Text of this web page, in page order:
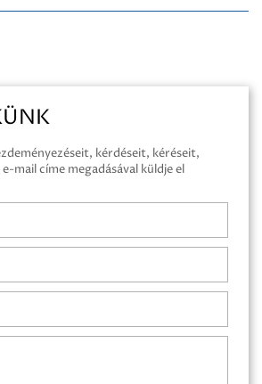
kérdéseit, kéréseit,
mail címe megadásával küldje el